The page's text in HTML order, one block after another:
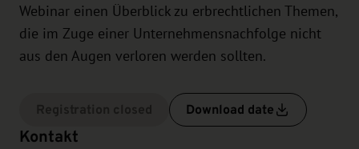
Webinar einen Überblick zu erbrechtlichen Themen,
die im Zuge einer Unternehmensnachfolge nicht
aus den Augen verloren werden sollten.
Download date
Kontakt